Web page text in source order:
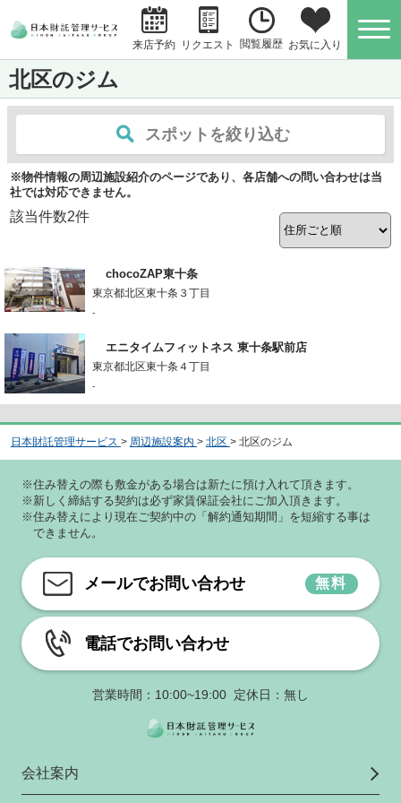
来店予約 リクエスト 閲覧履歴 お気に入り
北区のジム
スポットを絞り込む
※物件情報の周辺施設紹介のページであり、各店舗への問い合わせは当
社では対応できません。
該当件数2件
chocoZAP東十条
東京都北区東十条３丁目
-
エニタイムフィットネス 東十条駅前店
東京都北区東十条４丁目
-
日本財託管理サービス > 周辺施設案内 > 北区 > 北区のジム
※住み替えの際も敷金がある場合は新たに預け入れて頂きます。
※新しく締結する契約は必ず家賃保証会社にご加入頂きます。
※住み替えにより現在ご契約中の「解約通知期間」を短縮する事は
できません。
メールでお問い合わせ 無料
電話でお問い合わせ
営業時間：10:00~19:00 定休日：無し
会社案内